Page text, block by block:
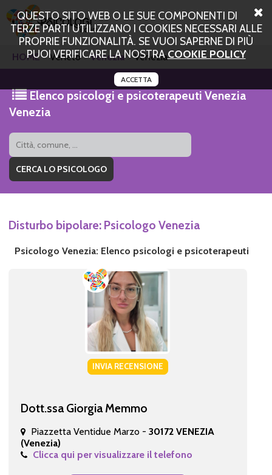
QUESTO SITO WEB O LE SUE COMPONENTI DI
TERZE PARTI UTILIZZANO I COOKIES NECESSARI ALLE
PROPRIE FUNZIONALITÀ. SE VUOI SAPERNE DI PIÙ
PUOI VERIFICARE LA NOSTRACOOKIE POLICY
ACCETTA
HOME Veneto Venezia Venezia
Elenco psicologi e psicoterapeuti Venezia
Venezia
Disturbo bipolare: Psicologo Venezia
Psicologo Venezia: Elenco psicologi e psicoterapeuti
INVIA RECENSIONE
Dott.ssa Giorgia Memmo
Piazzetta Ventidue Marzo - 30172 VENEZIA
(Venezia)
Clicca qui per visualizzare il telefono